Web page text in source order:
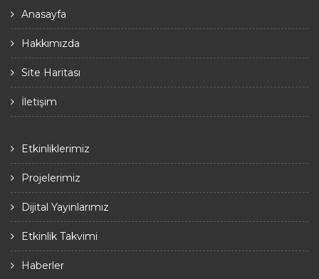
Anasayfa
Hakkımızda
Site Haritası
İletişim
Etkinliklerimiz
Projelerimiz
Dijital Yayınlarımız
Etkinlik Takvimi
Haberler